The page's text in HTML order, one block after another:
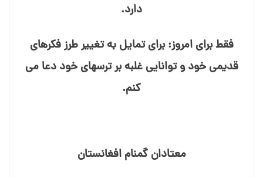
دارد.
فقط برای امروز: برای تمایل به تغییر طرز فکرهای
قدیمی خود و توانایی غلبه بر ترسهای خود دعا می⁯
کنم.
معتادان گمنام افغانستان